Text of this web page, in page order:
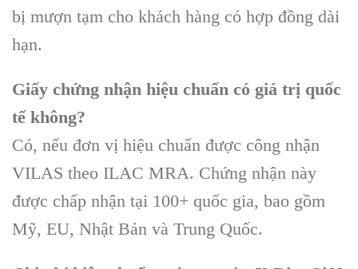
bị mượn tạm cho khách hàng có hợp đồng dài
hạn.
Giấy chứng nhận hiệu chuẩn có giá trị quốc
tế không?
Có, nếu đơn vị hiệu chuẩn được công nhận
VILAS theo ILAC MRA. Chứng nhận này
được chấp nhận tại 100+ quốc gia, bao gồm
Mỹ, EU, Nhật Bản và Trung Quốc.